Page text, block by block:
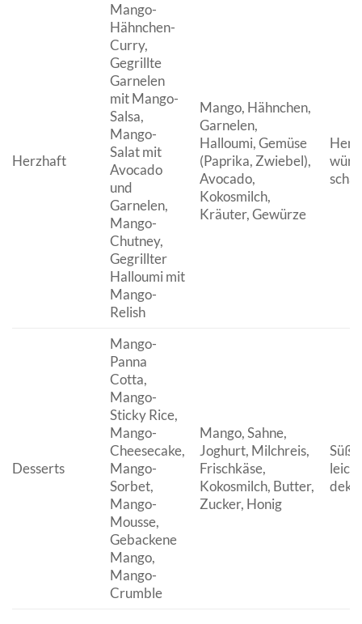
Herzhaft
Mango-
Hähnchen-
Curry,
Gegrillte
Garnelen
mit Mango-
Salsa,
Mango-
Salat mit
Avocado
und
Garnelen,
Mango-
Chutney,
Gegrillter
Halloumi mit
Mango-
Relish
Mango, Hähnchen,
Garnelen,
Halloumi, Gemüse
(Paprika, Zwiebel),
Avocado,
Kokosmilch,
Kräuter, Gewürze
Desserts
Mango-
Panna
Cotta,
Mango-
Sticky Rice,
Mango-
Cheesecake,
Mango-
Sorbet,
Mango-
Mousse,
Gebackene
Mango,
Mango-
Crumble
Mango, Sahne,
Joghurt, Milchreis,
Frischkäse,
Kokosmilch, Butter,
Zucker, Honig
Süß,